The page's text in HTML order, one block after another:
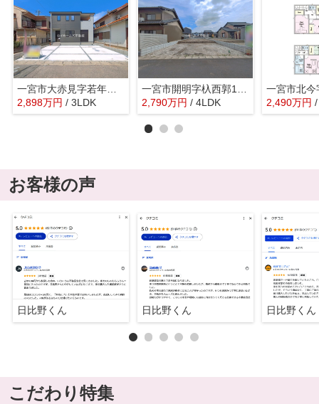
一宮市大赤見字若年東18-17『仲介料無料』新築戸建て
2,898万円 / 3LDK
一宮市開明字杁西郭15『仲介料無料』新築戸建て
2,790万円 / 4LDK 2,490万円
お客様の声
日比野くん 日比野くん 日比野くん
こだわり特集